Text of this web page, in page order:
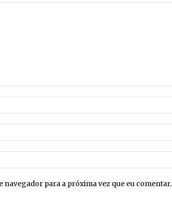
navegador para a próxima vez que eu comentar.